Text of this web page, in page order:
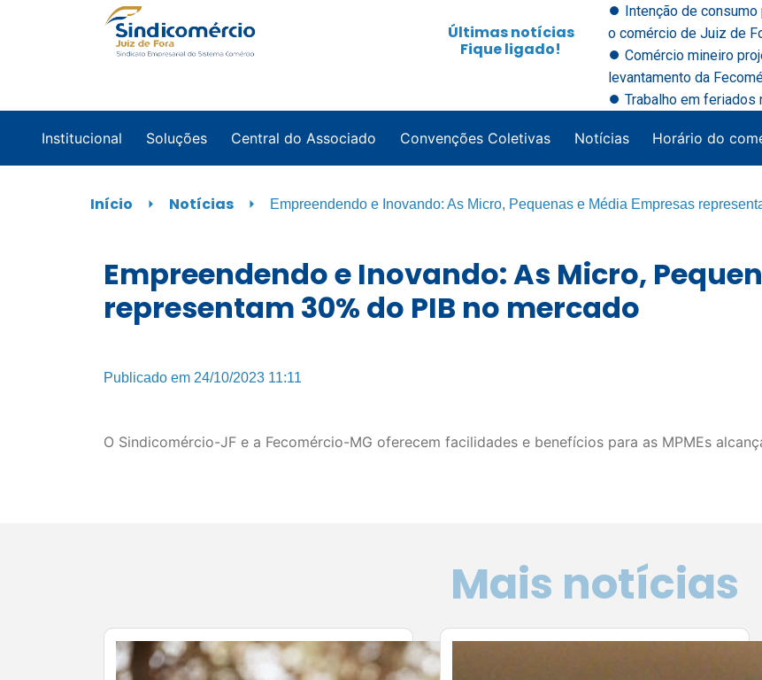
Últimas notícias
Fique ligado!
⏺ Intenção de consumo
o comércio de Juiz de
⏺ Comércio mineiro
levantamento da
⏺ Trabalho em feriados
Institucional Soluções Central do Associado Convenções Coletivas Notícias Horário do
Início ⏵ Notícias ⏵ Empreendendo e Inovando: As Micro, Pequenas e Média Empresas
Empreendendo e Inovando: As Micro,
representam 30% do PIB no mercado
Publicado em 24/10/2023 11:11
O Sindicomércio-JF e a Fecomércio-MG oferecem facilidades e benefícios para as MPMEs
Mais notícias